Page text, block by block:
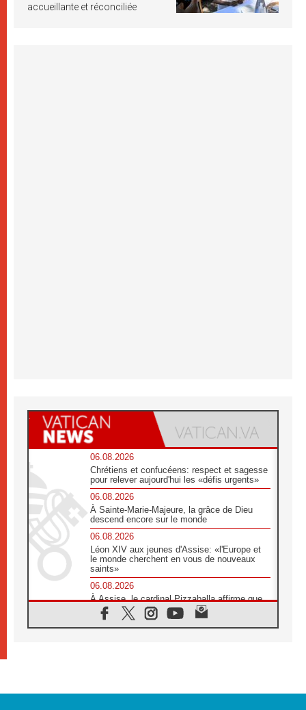
accueillante et réconciliée
06.08.2026
Chrétiens et confucéens: respect et sagesse
pour relever aujourd'hui les «défis urgents»
06.08.2026
À Sainte-Marie-Majeure, la grâce de Dieu
descend encore sur le monde
06.08.2026
Léon XIV aux jeunes d'Assise: «l'Europe et
le monde cherchent en vous de nouveaux
saints»
06.08.2026
À Assise, le cardinal Pizzaballa affirme que
«les chrétiens veulent la paix»
06.08.2026